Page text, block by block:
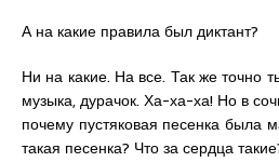
А на какие правила был диктант?
Ни на какие. На все. Так же точно
музыка, дурачок. Ха-ха-ха! Но в
почему пустяковая песенка была
такая песенка? Что за сердца